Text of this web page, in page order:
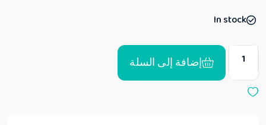
م
In stock
إضافة إلى السلة